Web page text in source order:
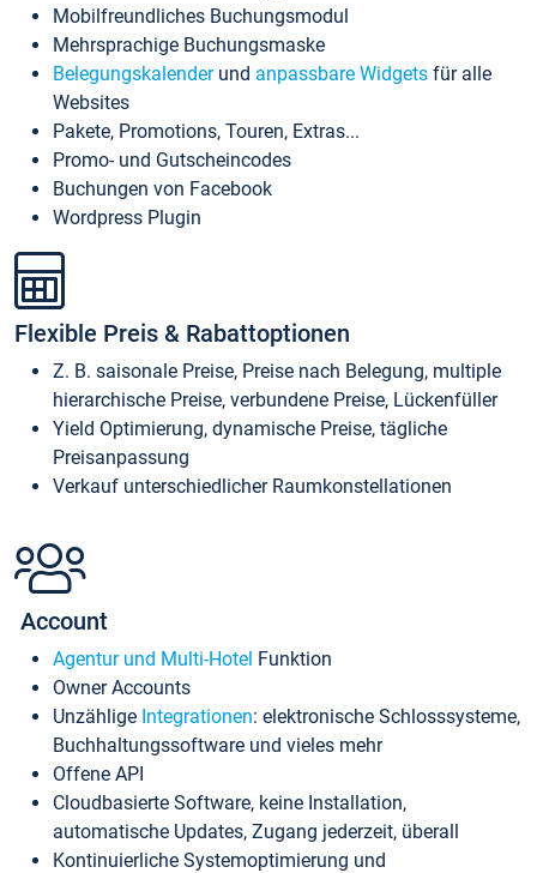
Mobilfreundliches Buchungsmodul
Mehrsprachige Buchungsmaske
Belegungskalenderund anpassbare Widgets für alle
Websites
Pakete, Promotions, Touren, Extras...
Promo- und Gutscheincodes
Buchungen von Facebook
Wordpress Plugin
Flexible Preis & Rabattoptionen
Z. B. saisonale Preise, Preise nach Belegung, multiple
hierarchische Preise, verbundene Preise, Lückenfüller
Yield Optimierung, dynamische Preise, tägliche
Preisanpassung
Verkauf unterschiedlicher Raumkonstellationen
Account
Agentur und Multi-Hotel Funktion
Owner Accounts
Unzählige Integrationen: elektronische Schlosssysteme,
Buchhaltungssoftware und vieles mehr
Offene API
Cloudbasierte Software, keine Installation,
automatische Updates, Zugang jederzeit, überall
Kontinuierliche Systemoptimierung und